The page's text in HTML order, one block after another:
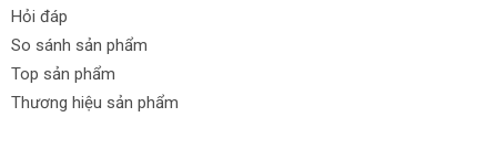
Hỏi đáp
So sánh sản phẩm
Top sản phẩm
Thương hiệu sản phẩm